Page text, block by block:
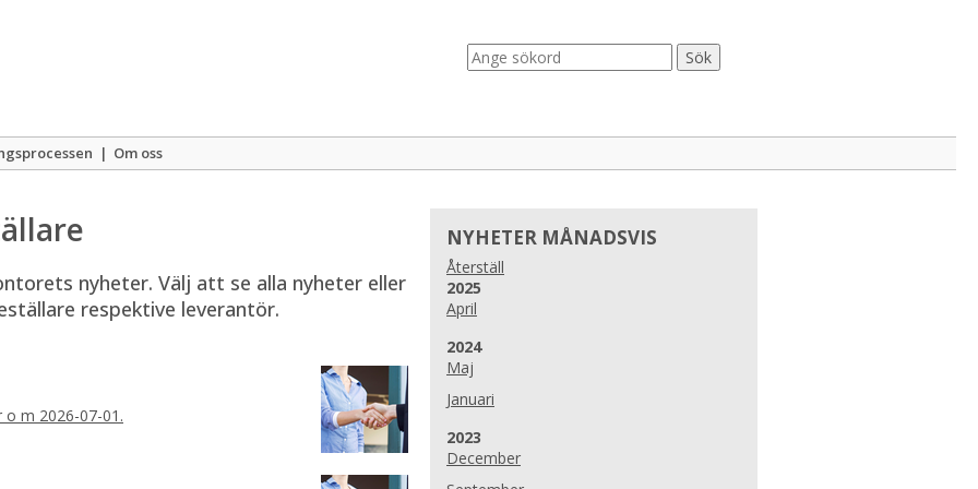
| Om oss
nyheter. Välj att se alla nyheter eller
respektive leverantör.
m 2026-07-01.
NYHETER MÅNADSVIS
Återställ
År:
2025
April
År:
2024
Maj
Januari
År:
2023
December